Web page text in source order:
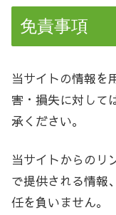
免責事項
当サイトの情報を
害・損失に対して
承ください。
当サイトからのリ
で提供される情報
任を負いません。